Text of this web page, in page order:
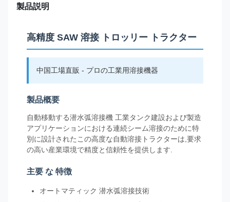
製品説明
高精度 SAW 溶接 トロッリー トラクター
中国工場直販 - プロの工業用溶接機器
製品概要
自動移動する潜水弧溶接機 工業タンク建設および製造
アプリケーションにおける連続シーム溶接のために特
別に設計されたこの高度な自動溶接トラクターは,要求
の高い産業環境で精度と信頼性を提供します.
主要 な 特徴
オートマティック 潜水弧溶接技術